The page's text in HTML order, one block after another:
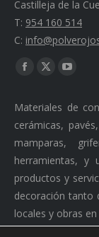
Castilleja de la
T: 954 160 514
C:
Find us on:
Facebook
opens
in
new
window
X
opens
in
new
window
opens
in
new
Materiales de
cerámicas,
mamparas,
herramientas,
productos y
decoración tanto
locales y obras en